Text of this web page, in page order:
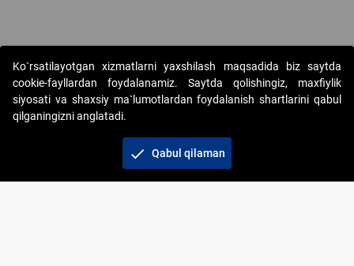
Copyright © 2017-2026. "Elektron onlayn-auksionlarni
tashkil etish" AJ. Barcha huquqlar himoyalangan
Ko`rsatilayotgan xizmatlarni yaxshilash maqsadida biz saytda
cookie-fayllardan foydalanamiz. Saytda qolishingiz, maxfiylik
siyosati va shaxsiy ma`lumotlardan foydalanish shartlarini qabul
qilganingizni anglatadi.
check Qabul qilaman